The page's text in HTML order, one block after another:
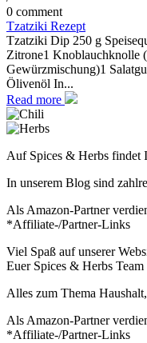
0 comment
Tzatziki Rezept
Tzatziki Dip 250 g
Zitrone1 Knoblauchknolle
Gewürzmischung)1
Ölivenöl In...
Read more
Auf Spices & Herbs findet
In unserem Blog sind
Als Amazon-Partner
*Affiliate-/Partner-Links
Viel Spaß auf unserer
Euer Spices & Herbs Team
Alles zum Thema
Als Amazon-Partner
*Affiliate-/Partner-Links